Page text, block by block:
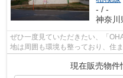
- / -
神奈川
ぜひ一度見ていただきたい、「
地は周囲も環境も整っており、住
建築会社やハウスメーカーで、マ
現在販売物件